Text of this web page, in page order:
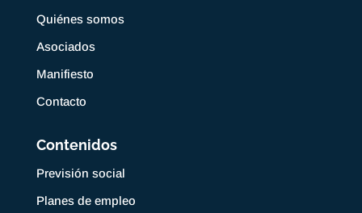
Quiénes somos
Asociados
Manifiesto
Contacto
Contenidos
Previsión social
Planes de empleo